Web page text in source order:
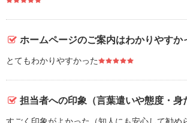
ホームページのご案内はわかりやすか
とてもわかりやすかった
担当者への印象（言葉遣いや態度・身